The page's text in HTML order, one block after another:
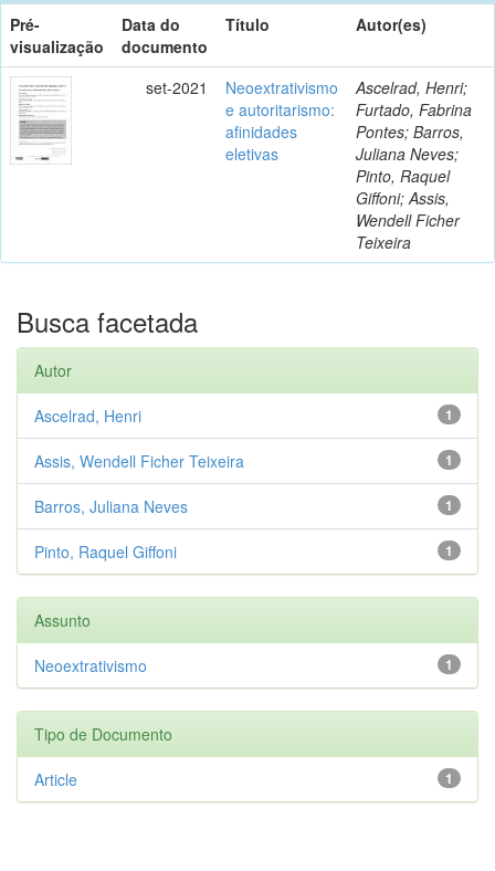
Pré-
visualização
Data do
documento
Título Autor(es)
set-2021
Neoextrativismo
e autoritarismo:
afinidades
eletivas
Ascelrad, Henri;
Furtado, Fabrina
Pontes; Barros,
Juliana Neves;
Pinto, Raquel
Giffoni; Assis,
Wendell Ficher
Teixeira
Busca facetada
Autor
1
Ascelrad, Henri
1
Assis, Wendell Ficher Teixeira
1
Barros, Juliana Neves
1
Pinto, Raquel Giffoni
Assunto
1
Neoextrativismo
Tipo de Documento
1
Article